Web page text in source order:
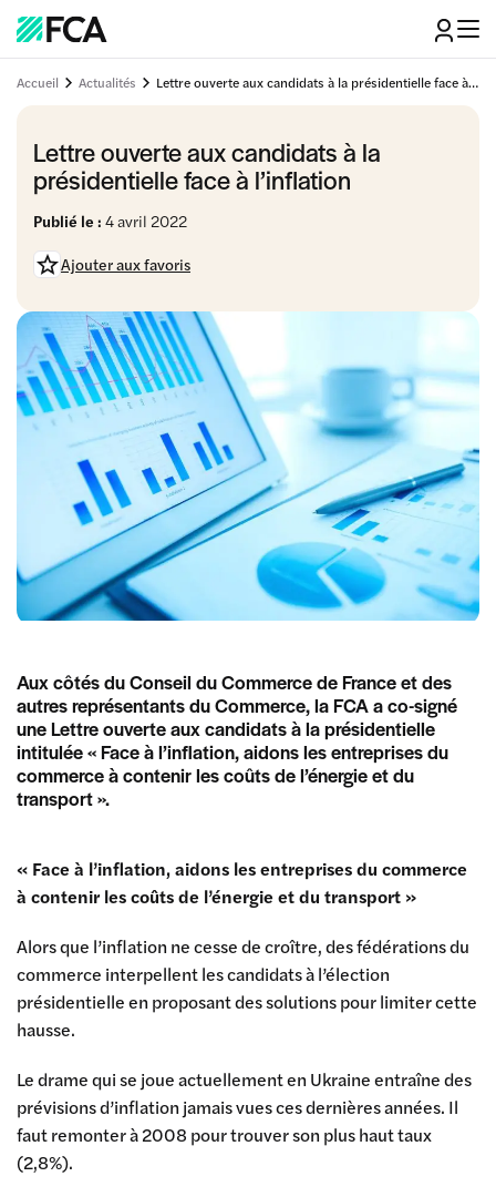
Accueil Actualités Lettre ouverte aux candidats à la présidentielle face à l'inflation
Lettre ouverte aux candidats à la
présidentielle face à l’inflation
Publié le : 4 avril 2022
Ajouter aux favoris
Aux côtés du Conseil du Commerce de France et des
autres représentants du Commerce, la FCA a co-signé
une Lettre ouverte aux candidats à la présidentielle
intitulée « Face à l’inflation, aidons les entreprises du
commerce à contenir les coûts de l’énergie et du
transport ».
« Face à l’inflation, aidons les entreprises du commerce
à contenir les coûts de l’énergie et du transport »
Alors que l’inflation ne cesse de croître, des fédérations du
commerce interpellent les candidats à l’élection
présidentielle en proposant des solutions pour limiter cette
hausse.
Le drame qui se joue actuellement en Ukraine entraîne des
prévisions d’inflation jamais vues ces dernières années. Il
faut remonter à 2008 pour trouver son plus haut taux
(2,8%).